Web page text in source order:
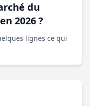
du
2026 ?
lignes ce qui